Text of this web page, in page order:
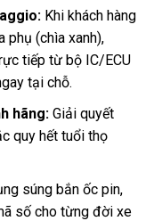
Khi khách hàng
phụ (chìa xanh),
tiếp từ bộ IC/ECU
tại chỗ.
hãng: Giải quyết
quy hết tuổi thọ
súng bắn ốc pin,
số cho từng đời xe